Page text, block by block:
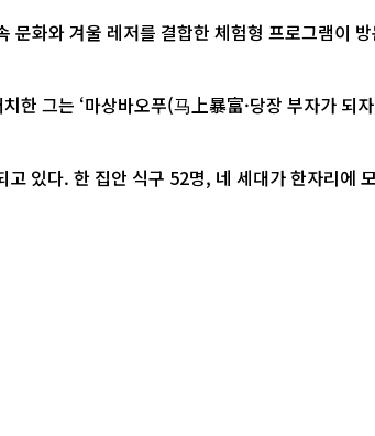
화와 겨울 레저를 결합한 체험형 프로그램이
그는 ‘마상바오푸(马上暴富·당장 부자가 되
있다. 한 집안 식구 52명, 네 세대가 한자리에